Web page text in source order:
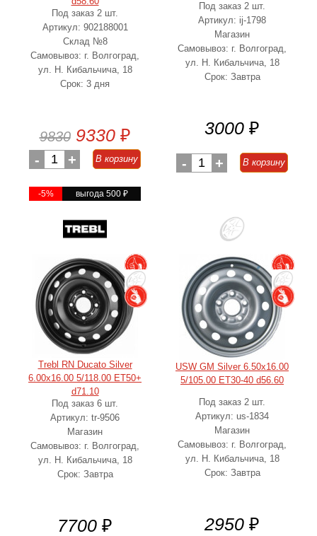
Под заказ 2 шт.
Артикул: 902188001
Склад №8
Самовывоз: г. Волгоград,
ул. Н. Кибальчича, 18
Срок: 3 дня
9830 9330 ₽
- 1 + В корзину
-5% выгода 500 ₽
Под заказ 2 шт.
Артикул: ij-1798
Магазин
Самовывоз: г. Волгоград,
ул. Н. Кибальчича, 18
Срок: Завтра
3000 ₽
- 1 + В корзину
Trebl RN Ducato Silver
6.00x16.00 5/118.00 ET50+
d71.10
Под заказ 6 шт.
Артикул: tr-9506
Магазин
Самовывоз: г. Волгоград,
ул. Н. Кибальчича, 18
Срок: Завтра
7700 ₽
USW GM Silver 6.50x16.00
5/105.00 ET30-40 d56.60
Под заказ 2 шт.
Артикул: us-1834
Магазин
Самовывоз: г. Волгоград,
ул. Н. Кибальчича, 18
Срок: Завтра
2950 ₽